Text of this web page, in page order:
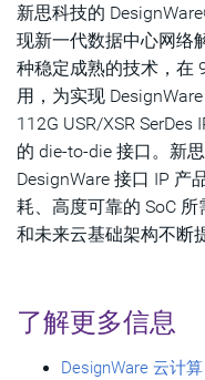
新思科技的
现新一代数据中心网络
种稳定成熟的技术，在
用，为实现
112G USR/XSR
的 die-to-die 接口。新
DesignWare 接口 IP 产
耗、高度可靠的 SoC
和未来云基础架构不断
了解更多信息
DesignWare 云计